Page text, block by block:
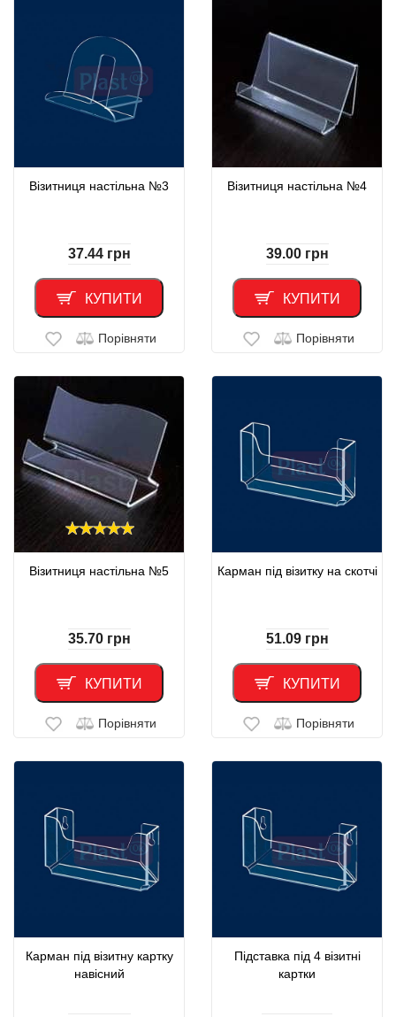
Візитниця настільна №3
37.44 грн
КУПИТИ
Порівняти
Візитниця настільна №4
39.00 грн
КУПИТИ
Порівняти
Візитниця настільна №5
35.70 грн
КУПИТИ
Порівняти
Карман під візитку на скотчі
51.09 грн
КУПИТИ
Порівняти
Карман під візитну картку
навісний
Підставка під 4 візитні
картки